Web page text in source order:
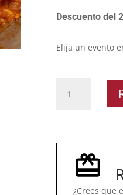
Descuento del
Elija un evento
¿Crees que